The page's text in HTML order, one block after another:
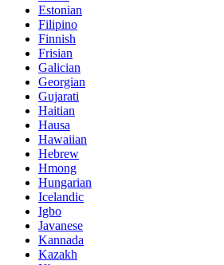
Estonian
Filipino
Finnish
Frisian
Galician
Georgian
Gujarati
Haitian
Hausa
Hawaiian
Hebrew
Hmong
Hungarian
Icelandic
Igbo
Javanese
Kannada
Kazakh